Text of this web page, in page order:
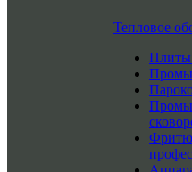
Тепловое
Плиты